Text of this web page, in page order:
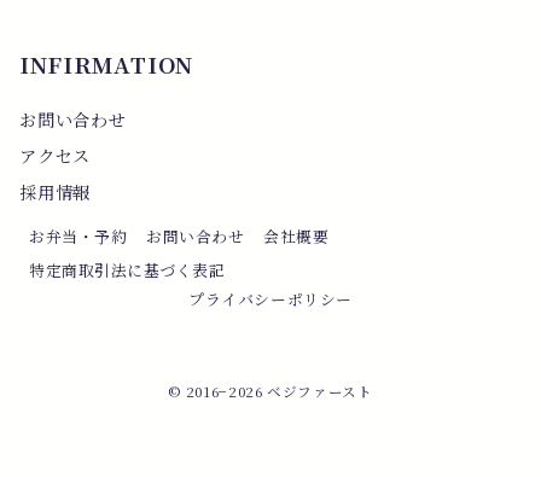
INFIRMATION
お問い合わせ
アクセス
採用情報
お弁当・予約 お問い合わせ
会社概要
特定商取引法に基づく表記
プライバシーポリシー
© 2016−2026ベジファースト